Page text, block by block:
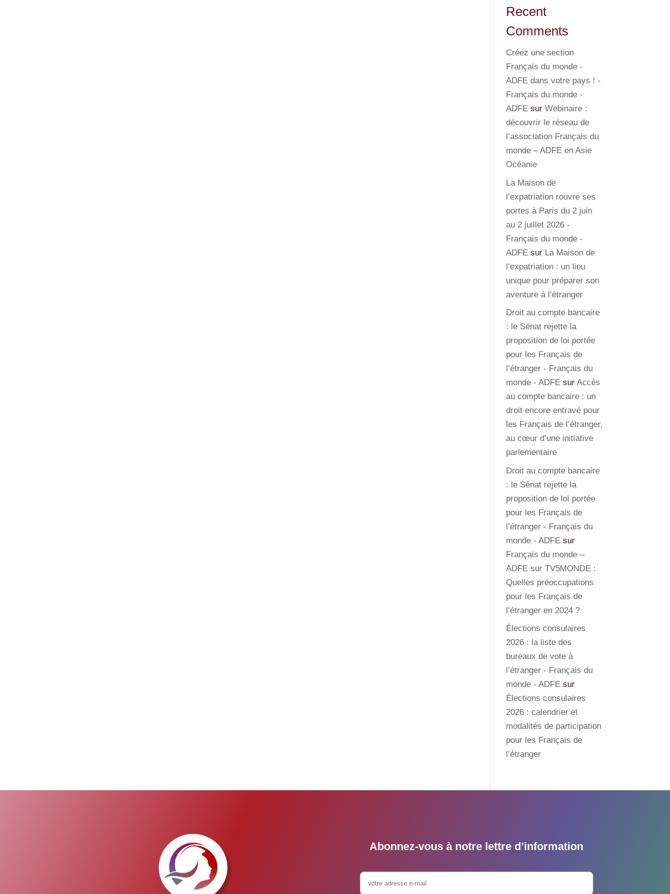
Recent
Comments
Créez une section
Français du monde -
ADFE dans votre pays ! -
Français du monde -
ADFE surWebinaire :
découvrir le réseau de
l’association Français du
monde – ADFE en Asie
Océanie
La Maison de
l’expatriation rouvre ses
portes à Paris du 2 juin
au 2 juillet 2026 -
Français du monde -
ADFE sur La Maison de
l’expatriation : un lieu
unique pour préparer son
aventure à l’étranger
Droit au compte bancaire
: le Sénat rejette la
proposition de loi portée
pour les Français de
l’étranger - Français du
monde - ADFE surAccès
au compte bancaire : un
droit encore entravé pour
les Français de l’étranger,
au cœur d’une initiative
parlementaire
Droit au compte bancaire
: le Sénat rejette la
proposition de loi portée
pour les Français de
l’étranger - Français du
monde - ADFE sur
Français du monde –
ADFE sur TV5MONDE :
Quelles préoccupations
pour les Français de
l’étranger en 2024 ?
Élections consulaires
2026 : la liste des
bureaux de vote à
l’étranger - Français du
monde - ADFE sur
Élections consulaires
2026 : calendrier et
modalités de participation
pour les Français de
l’étranger
Abonnez-vous à notre lettre d’information